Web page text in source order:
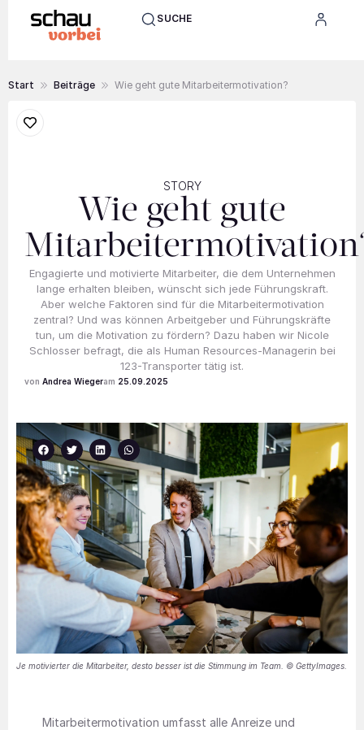
SUCHE
Start Beiträge Wie geht gute Mitarbeitermotivation?
STORY
Wie geht gute
Engagierte und motivierte Mitarbeiter, die dem Unternehmen
lange erhalten bleiben, wünscht sich jede Führungskraft.
Aber welche Faktoren sind für die Mitarbeitermotivation
zentral? Und was können Arbeitgeber und Führungskräfte
tun, um die Motivation zu fördern? Dazu haben wir Nicole
Schlosser befragt, die als Human Resources-Managerin bei
123-Transporter tätig ist.
Andrea Wieger 25.09.2025
Je motivierter die Mitarbeiter, desto besser ist die Stimmung im Team. © GettyImages.
Mitarbeitermotivation umfasst alle Anreize und